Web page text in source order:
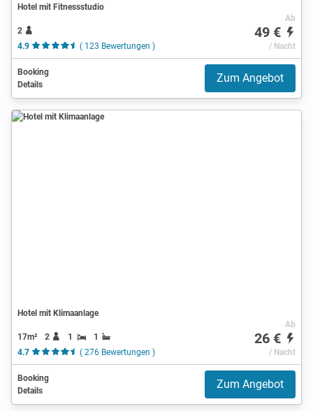
Hotel mit Fitnessstudio
2
4.9
( 123 Bewertungen )
Ab
49 €
/ Nacht
Booking
Details
Zum Angebot
Hotel mit Klimaanlage
17m² 2 1
1
4.7
( 276 Bewertungen )
Ab
26 €
/ Nacht
Booking
Details
Zum Angebot